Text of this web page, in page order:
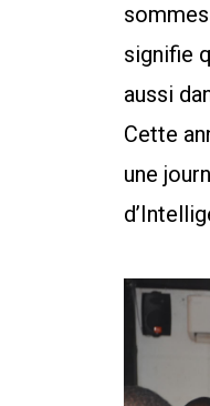
signifie
aussi
Cette
une